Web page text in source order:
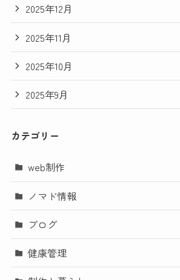
2025年12月
2025年11月
2025年10月
2025年9月
カテゴリー
web制作
ノマド情報
ブログ
健康管理